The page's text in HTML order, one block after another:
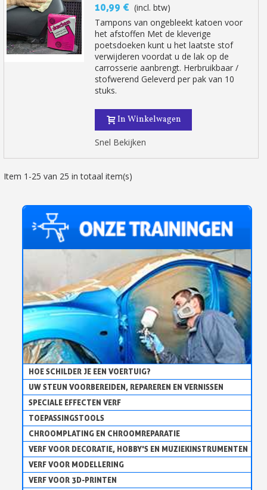
HOE SCHILDER JE EEN VOERTUIG?
UW STEUN VOORBEREIDEN, REPAREREN EN VERNISSEN
SPECIALE EFFECTEN VERF
TOEPASSINGSTOOLS
CHROOMPLATING EN CHROOMREPARATIE
VERF VOOR DECORATIE, HOBBY'S EN MUZIEKINSTRUMENTEN
VERF VOOR MODELLERING
VERF VOOR 3D-PRINTEN
10,99 € (incl. btw)
Tampons van ongebleekt katoen voor
het afstoffen Met de kleverige
poetsdoeken kunt u het laatste stof
verwijderen voordat u de lak op de
carrosserie aanbrengt. Herbruikbaar /
stofwerend Geleverd per pak van 10
stuks.
In Winkelwagen
Snel Bekijken
Item 1-25 van 25 in totaal item(s)